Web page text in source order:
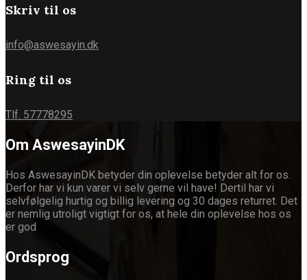
Skriv til os
info@aswesayin.dk
Ring til os
Tlf. 57778295
Om AswesayinDK
Hos AswesayinDK betyder din oplevelse betyder alt for os.
Derfor har vi kun varer vi selv gerne vil have! Dertil har vi
selvfølgelig hurtig og billig levering og 30 dages returret. Det
er nemlig utroligt vigtigt for os, at hele din oplevelse hos os
er god
Ordsprog